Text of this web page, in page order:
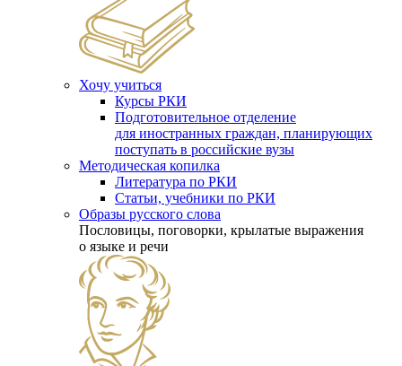
Хочу учиться
Курсы РКИ
Подготовительное отделение
для иностранных граждан, планирующих
поступать в российские вузы
Методическая копилка
Литература по РКИ
Статьи, учебники по РКИ
Образы русского слова
Пословицы, поговорки, крылатые выражения
о языке и речи